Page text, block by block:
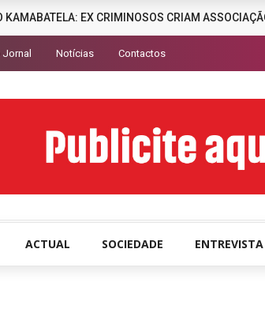
KAMABATELA: EX CRIMINOSOS CRIAM
Notícias Contactos
ACTUAL SOCIEDADE ENTREVISTA